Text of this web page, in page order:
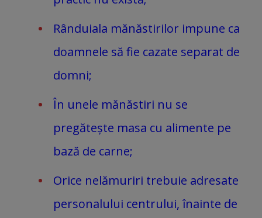
Rânduiala mănăstirilor impune ca
doamnele să fie cazate separat de
domni;
În unele mănăstiri nu se
pregătește masa cu alimente pe
bază de carne;
Orice nelămuriri trebuie adresate
personalului centrului, înainte de